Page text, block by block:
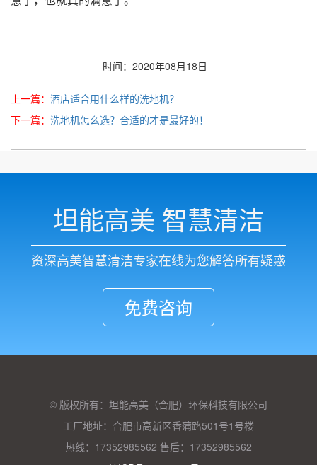
时间：2020年08月18日
上一篇： 酒店适合用什么样的洗地机？
下一篇： 洗地机怎么选？合适的才是最好的！
坦能高美 智慧清洁
资深高美智慧清洁专家在线为您解答所有疑惑
免费咨询
© 版权所有：坦能高美（合肥）环保科技有限公司
工厂地址：合肥市高新区香蒲路501号1号楼
热线：17352985562 售后：17352985562